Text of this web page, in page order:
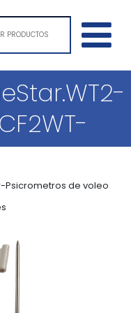
de voleo